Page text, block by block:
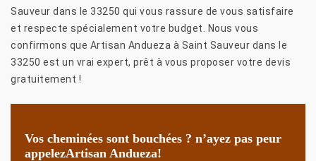
Sauveur dans le 33250 qui vous rassure de vous satisfaire
et respecte spécialement votre budget. Nous vous
confirmons que Artisan Andueza à Saint Sauveur dans le
33250 est un vrai expert, prêt à vous proposer votre devis
gratuitement !
Vos cheminées sont bouchées ? n’ayez pas peur
appelezArtisan Andueza!